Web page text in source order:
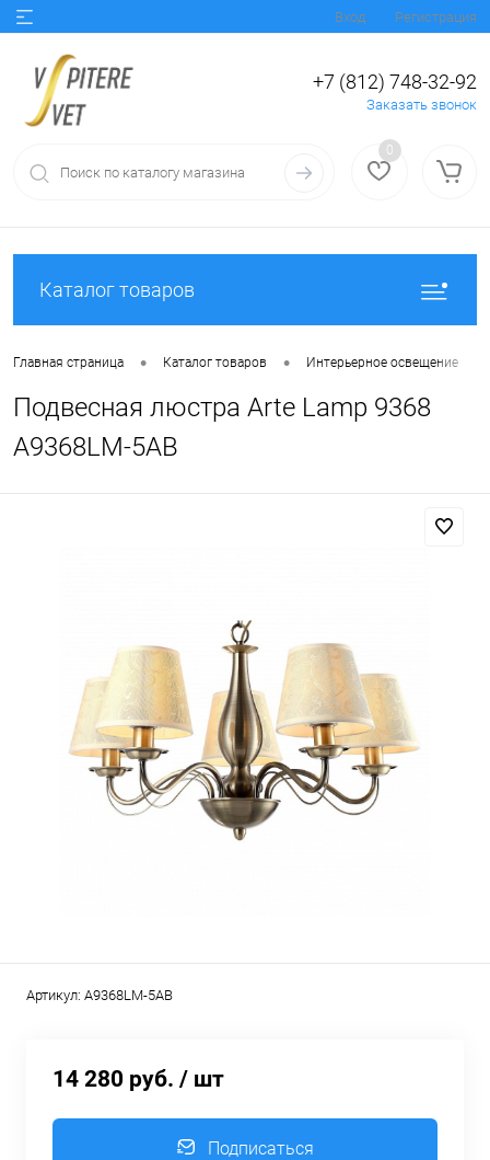
Вход Регистрация
+7 (812) 748-32-92
Заказать звонок
0
Каталог товаров
Главная страница • Каталог товаров • Интерьерное освещение
Подвесная люстра Arte Lamp 9368
A9368LM-5AB
Артикул: A9368LM-5AB
14 280 руб. / шт
Подписаться